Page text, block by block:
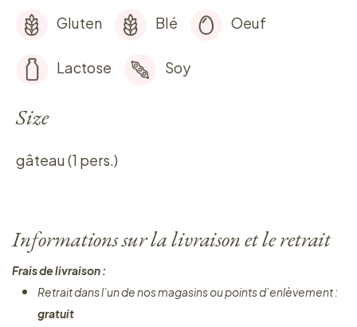
Gluten Blé Oeuf
Lactose Soy
Size
gâteau (1 pers.)
Informations sur la livraison et le retrait
Frais de livraison :
Retrait dans l’un de nos magasins ou points d’enlèvement :
gratuit